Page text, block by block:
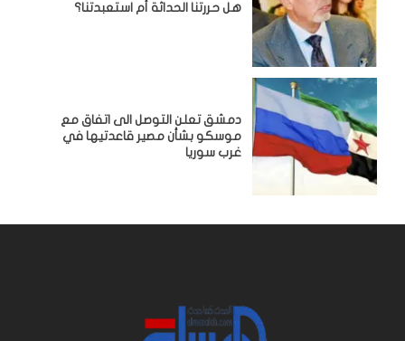
هل حررتنا الحداثة أم استعبدتنا؟
دمشق تعلن التوصل الى اتفاق مع
موسكو بشأن مصير قاعدتيها في
غرب سوريا